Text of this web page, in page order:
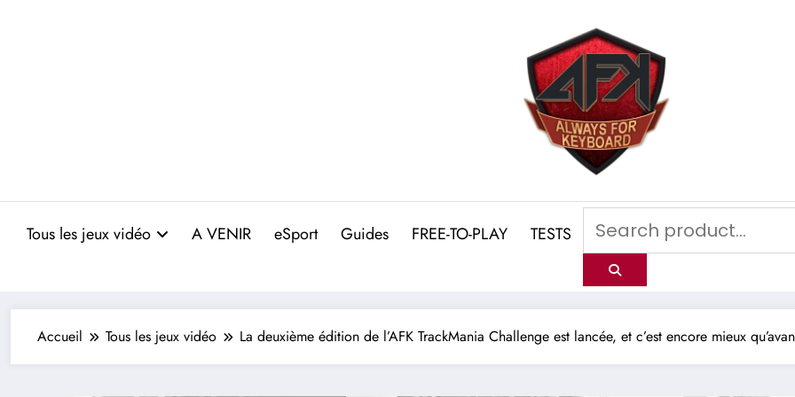
Tous les jeux vidéo A VENIR eSport Guides FREE-TO-PLAY TESTS
Accueil Tous les jeux vidéo La deuxième édition de l’AFK TrackMania Challenge est lancée, et c’est encore mieux